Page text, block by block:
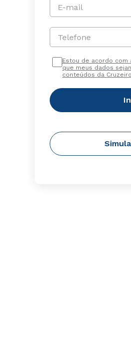
E-mail
Telefone
Estou de acordo com
que meus dados
conteúdos da